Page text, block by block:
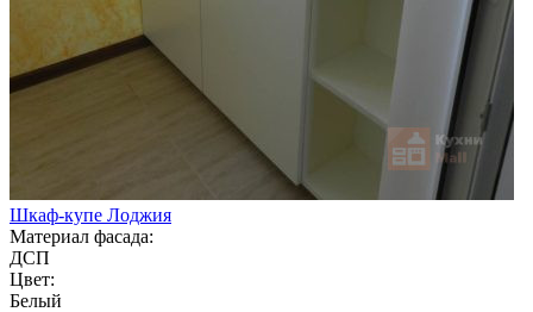
Шкаф-купе Лоджия
Материал фасада:
ДСП
Цвет:
Белый